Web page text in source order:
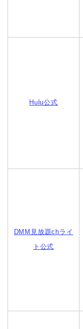
Hulu公式
DMM見放題chライ
ト公式